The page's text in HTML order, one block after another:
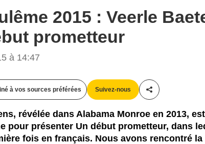
2015 : Veerle
prometteur
à 14:47
à vos sources préférées Suivez-nous
Partager cet
révélée dans Alabama Monroe en 2013,
pour présenter Un début prometteur, dans
fois en français. Nous avons rencontré